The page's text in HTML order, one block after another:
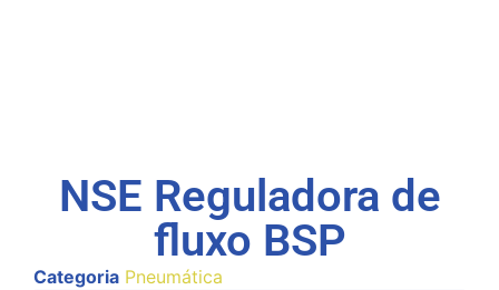
NSE Reguladora de
fluxo BSP
Categoria Pneumática